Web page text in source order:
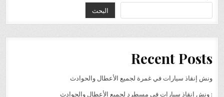
البحث
Recent Posts
ونش إنقاذ سيارات في غمرة لجميع الأعطال والحوادث
: ونش إنقاذ سيارات في مسطرد لجميع الأعطال والحوادث